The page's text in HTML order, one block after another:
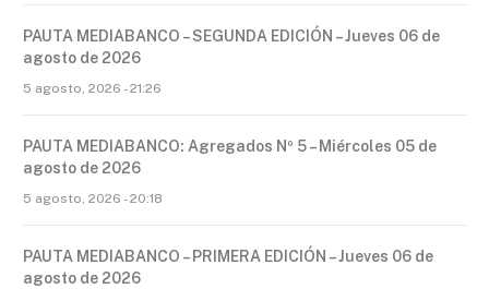
PAUTA MEDIABANCO – SEGUNDA EDICIÓN – Jueves 06 de
agosto de 2026
5 agosto, 2026 - 21:26
PAUTA MEDIABANCO: Agregados Nº 5 – Miércoles 05 de
agosto de 2026
5 agosto, 2026 - 20:18
PAUTA MEDIABANCO – PRIMERA EDICIÓN – Jueves 06 de
agosto de 2026